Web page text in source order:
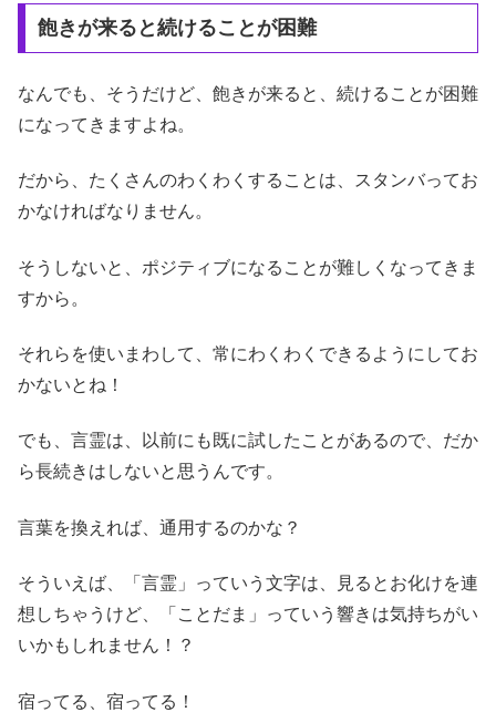
飽きが来ると続けることが困難
なんでも、そうだけど、飽きが来ると、続けることが困難
になってきますよね。
だから、たくさんのわくわくすることは、スタンバってお
かなければなりません。
そうしないと、ポジティブになることが難しくなってきま
すから。
それらを使いまわして、常にわくわくできるようにしてお
かないとね！
でも、言霊は、以前にも既に試したことがあるので、だか
ら長続きはしないと思うんです。
言葉を換えれば、通用するのかな？
そういえば、「言霊」っていう文字は、見るとお化けを連
想しちゃうけど、「ことだま」っていう響きは気持ちがい
いかもしれません！？
宿ってる、宿ってる！